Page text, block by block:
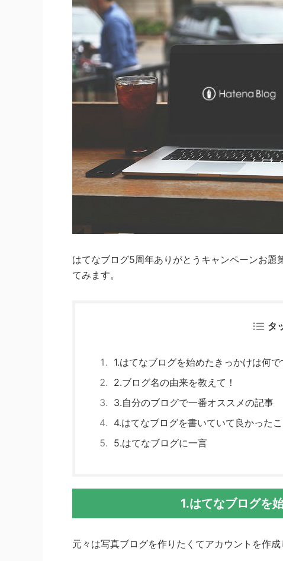
はてなブログ5周年ありがとうキャンペーンお
てみます。
タ
1.はてなブログを始めたきっかけは何で
2.ブログ名の由来を教えて！
3.自分のブログで一番オススメの記事
4.はてなブログを書いていて良かった
5.はてなブログに一言
1.はてなブログを
元々は写真ブログを作りたくてアカウントを作成